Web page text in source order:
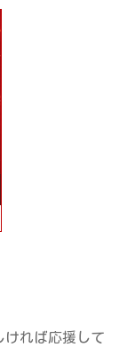
れば応援して